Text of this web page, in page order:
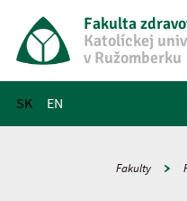
Fakulta
Katolíckej
v Ružomberku
SK EN
Hlavné menu
Fakulty